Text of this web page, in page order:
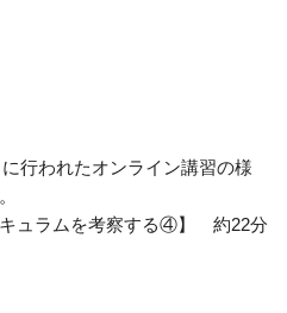
行われたオンライン講習の様
ュラムを考察する④】 約22分